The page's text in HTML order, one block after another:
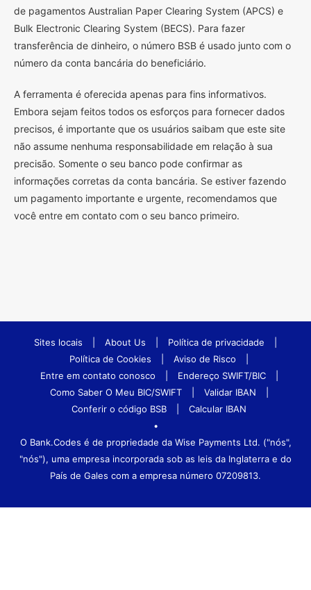
de pagamentos Australian Paper Clearing System (APCS) e
Bulk Electronic Clearing System (BECS). Para fazer
transferência de dinheiro, o número BSB é usado junto com o
número da conta bancária do beneficiário.
A ferramenta é oferecida apenas para fins informativos.
Embora sejam feitos todos os esforços para fornecer dados
precisos, é importante que os usuários saibam que este site
não assume nenhuma responsabilidade em relação à sua
precisão. Somente o seu banco pode confirmar as
informações corretas da conta bancária. Se estiver fazendo
um pagamento importante e urgente, recomendamos que
você entre em contato com o seu banco primeiro.
Sites locais About Us Política de privacidade
Política de Cookies
Aviso de Risco
Entre em contato conosco
Endereço SWIFT/BIC
Como Saber O Meu BIC/SWIFT
Validar IBAN
Conferir o código BSB
Calcular IBAN
•
O Bank.Codes é de propriedade da Wise Payments Ltd. ("nós",
"nós"), uma empresa incorporada sob as leis da Inglaterra e do
País de Gales com a empresa número 07209813.